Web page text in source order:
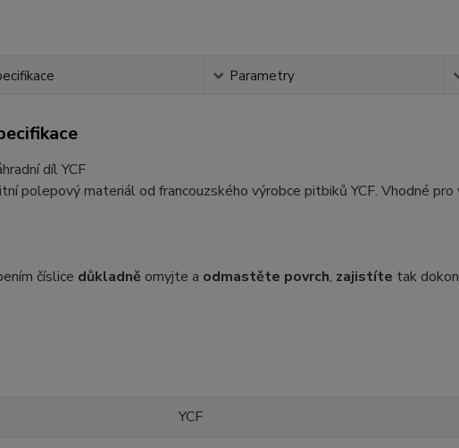
Parametry
díl YCF
polepový materiál od francouzského výrobce pitbiků YCF. Vhodné
číslice důkladně omyjte a odmastěte povrch, zajistíte tak
YCF